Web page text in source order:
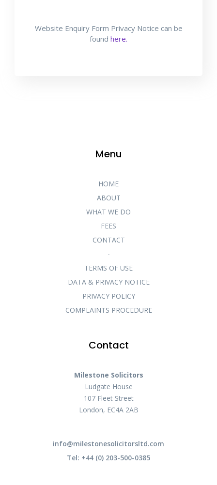
Website Enquiry Form Privacy Notice can be
found here.
Menu
HOME
ABOUT
WHAT WE DO
FEES
CONTACT
-
TERMS OF USE
DATA & PRIVACY NOTICE
PRIVACY POLICY
COMPLAINTS PROCEDURE
Contact
Milestone Solicitors
Ludgate House
107 Fleet Street
London, EC4A 2AB
info@milestonesolicitorsltd.com
Tel: +44 (0) 203-500-0385